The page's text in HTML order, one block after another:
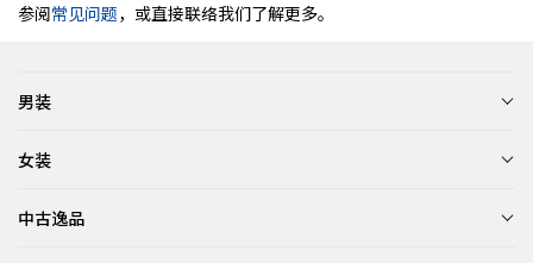
参阅常见问题，或直接联络我们了解更多。
男装
女装
中古逸品